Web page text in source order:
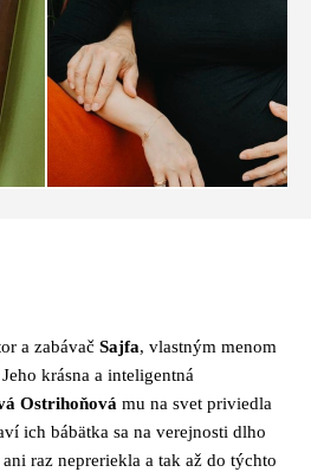
a zabávač Sajfa, vlastným menom
krásna a inteligentná
Ostrihoňová mu na svet priviedla
ich bábätka sa na verejnosti dlho
raz nepreriekla a tak až do týchto